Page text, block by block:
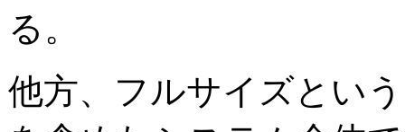
る。
他方、フルサイズとい